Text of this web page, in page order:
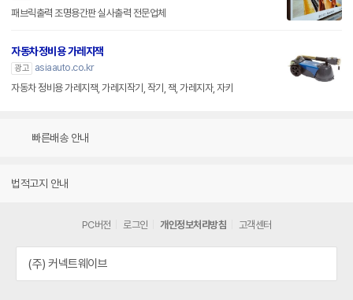
패브릭출력 조명용간판 실사출력 전문업체
자동차정비용 가레지잭
광고
asiaauto.co.kr
자동차 정비용 가레지잭, 가레지작기, 작기, 잭, 가레지자, 자키
빠른배송 안내
법적고지 안내
PC버전 로그인 개인정보처리방침 고객센터
(주) 커넥트웨이브